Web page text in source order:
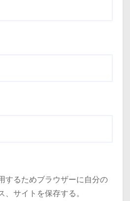
するためブラウザーに自分の
サイトを保存する。